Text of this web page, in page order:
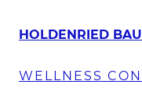
HOLDENRIED
WELLNESS